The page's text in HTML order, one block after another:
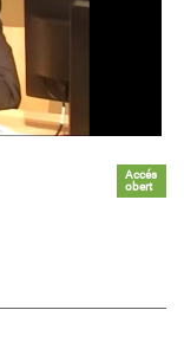
Accés
obert